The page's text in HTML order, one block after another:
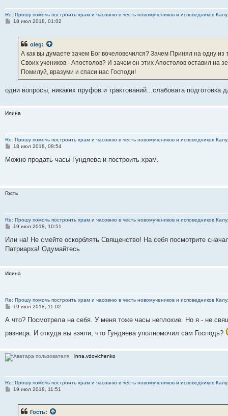
Re: Прошу помочь построить храм и часовню в честь новомучеников и исповедников
С18 июл 2018, 01:02
oleg:
А как вы думаете зачем Бог вочеловечился? Зачем Принял на одну
Своих учеников - Апостолов? И зачем он этих Апостолов оставил на
Помилуй, вразуми и спаси нас Господи!
одни вопросы, никаких пруфов и трактований...слабовата подготовка
Илина
Re: Прошу помочь построить храм и часовню в честь новомучеников и исповедников
С
о
и
е
18 июл 2018, 08:54
Можно продать часы Гундяева и построить храм.
Гость
Re: Прошу помочь построить храм и часовню в честь новомучеников и исповедников
С
о
щ
е
19 июл 2018, 10:51
Или на! Не смейте оскорблять Священство! На себя посмотрите
Патриарха! Одумайтесь
Илина
Re: Прошу помочь построить храм и часовню в честь новомучеников и исповедников
С
о
е
е
19 июл 2018, 11:02
А что? Посмотрела на себя. У меня тоже часы неплохие. Но я - не
разница. И откуда вы взяли, что Гундяева уполномочил сам Господь?
inna.vdovichenko
Re: Прошу помочь построить храм и часовню в честь новомучеников и исповедников
С19 июл 2018, 11:51
Гость: